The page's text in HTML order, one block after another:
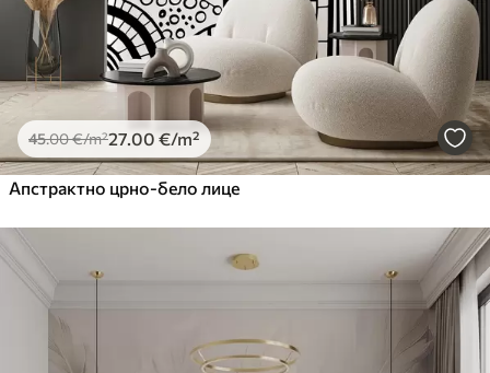
45.00€/m²27 .00 €/m²
Апстрактно црно-бело лице